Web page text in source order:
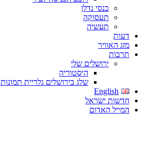
כנסי נדלן
תעסוקה
תעשיה
דעות
מזג האוויר
תרבות
ירושלים שלי
היסטוריה
שלג בירושלים גלריית תמונות
English
חדשות ישראל
המייל האדום